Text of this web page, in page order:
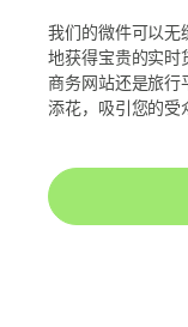
我们的微件可以无
地获得宝贵的实时
商务网站还是旅行
添花，吸引您的受